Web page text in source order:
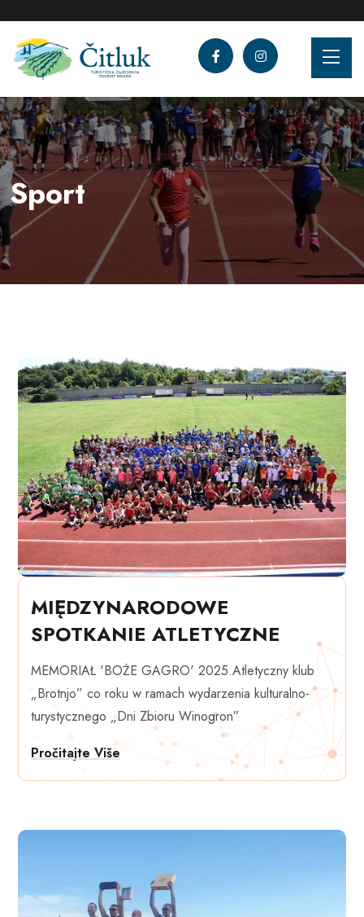
Sport
MIĘDZYNARODOWE
SPOTKANIE ATLETYCZNE
MEMORIAŁ 'BOŻE GAGRO' 2025.Atletyczny klub
„Brotnjo” co roku w ramach wydarzenia kulturalno-
turystycznego „Dni Zbioru Winogron”
Pročitajte Više